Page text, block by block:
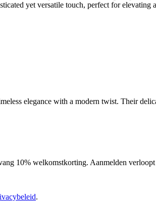
yet versatile touch, perfect for
elegance with a modern twist. Their
10% welkomstkorting. Aanmelden
.